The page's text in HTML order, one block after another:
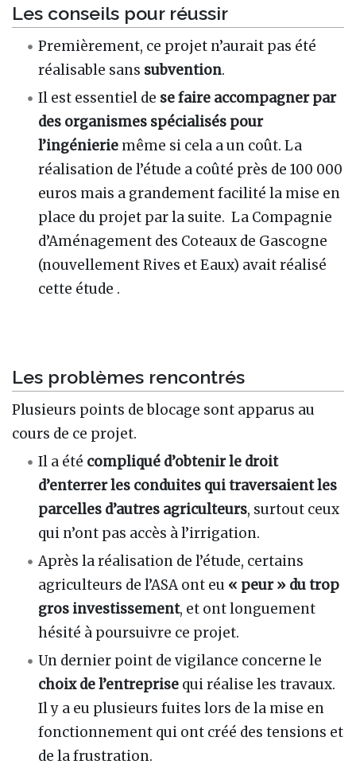
Les conseils pour réussir
Premièrement, ce projet n’aurait pas été
réalisable sans subvention.
Il est essentiel de se faire accompagner par
des organismes spécialisés pour
l’ingénierie même si cela a un coût. La
réalisation de l’étude a coûté près de 100 000
euros mais a grandement facilité la mise en
place du projet par la suite. La Compagnie
d’Aménagement des Coteaux de Gascogne
(nouvellement Rives et Eaux) avait réalisé
cette étude .
Les problèmes rencontrés
Plusieurs points de blocage sont apparus au
cours de ce projet.
Il a été compliqué d’obtenir le droit
d’enterrer les conduites qui traversaient les
parcelles d’autres agriculteurs, surtout ceux
qui n’ont pas accès à l’irrigation.
Après la réalisation de l’étude, certains
agriculteurs de l’ASA ont eu « peur » du trop
gros investissement, et ont longuement
hésité à poursuivre ce projet.
Un dernier point de vigilance concerne le
choix de l’entreprise qui réalise les travaux.
Il y a eu plusieurs fuites lors de la mise en
fonctionnement qui ont créé des tensions et
de la frustration.